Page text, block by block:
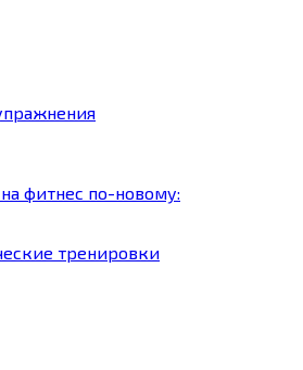
фитнес по-новому:
тренировки